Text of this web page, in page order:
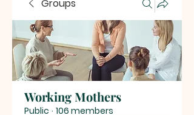
Groups
Working Mothers
Public · 106 members